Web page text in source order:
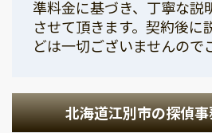
準料金に基づき、丁寧な説
させて頂きます。契約後に
どは一切ございませんので
北海道江別市の探偵